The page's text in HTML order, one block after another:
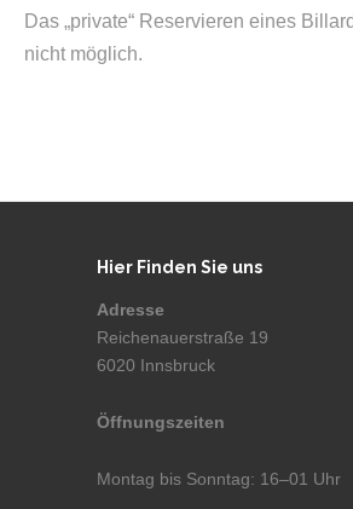
Das „private“ Reservieren eines
nicht möglich.
Hier Finden Sie uns
Adresse
Reichenauerstraße 19
6020 Innsbruck
Öffnungszeiten
Montag bis Sonntag: 16–01 Uhr